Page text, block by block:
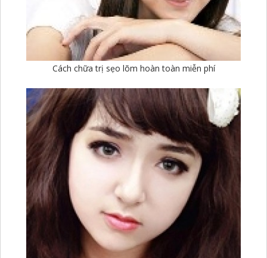
Cách chữa trị sẹo lõm hoàn toàn miễn phí